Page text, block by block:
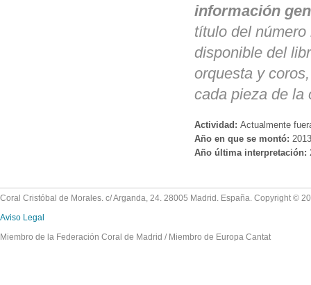
información
título del
disponible del
orquesta y
cada pieza de la
Actividad: Actualmente
Año en que se montó: 2013
Año última interpretación:
Coral Cristóbal de Morales. c/ Arganda, 24. 28005 Madrid. España. Copyright ©
Aviso Legal
Miembro de la Federación Coral de Madrid / Miembro de Europa Cantat